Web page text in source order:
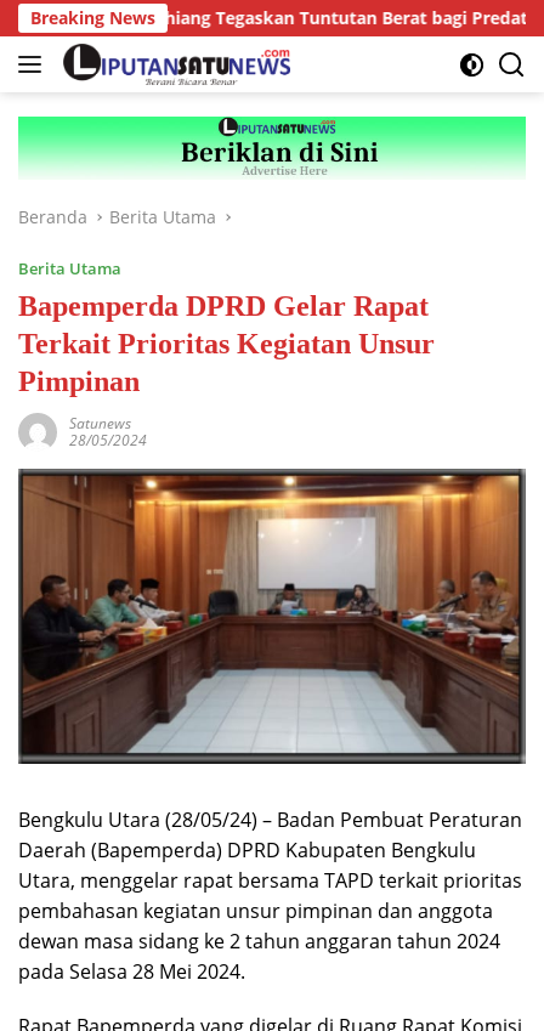
Langsung
ke
konten
Breaking News
Kejari Kepahiang Tegaskan Tuntutan Berat bagi Predator
Beranda Berita Utama
Berita Utama
Bapemperda DPRD Gelar Rapat
Terkait Prioritas Kegiatan Unsur
Pimpinan
Satunews
28/05/2024
Bengkulu Utara (28/05/24) – Badan Pembuat Peraturan
Daerah (Bapemperda) DPRD Kabupaten Bengkulu
Utara, menggelar rapat bersama TAPD terkait prioritas
pembahasan kegiatan unsur pimpinan dan anggota
dewan masa sidang ke 2 tahun anggaran tahun 2024
pada Selasa 28 Mei 2024.